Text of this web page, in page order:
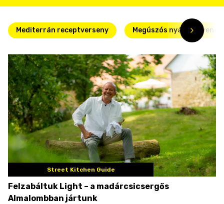
Mediterrán receptverseny Megúszós nyári
Street Kitchen Guide
Felzabáltuk Light – a madárcsicsergős
Almalombban jártunk